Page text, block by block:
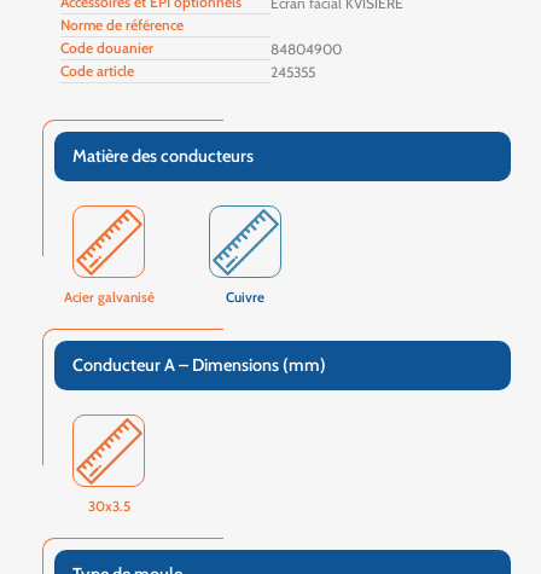
Norme de référence
Code douanier
84804900
Code article
245355
Matière des conducteurs
Acier galvanisé Cuivre
Conducteur A – Dimensions (mm)
30x3.5